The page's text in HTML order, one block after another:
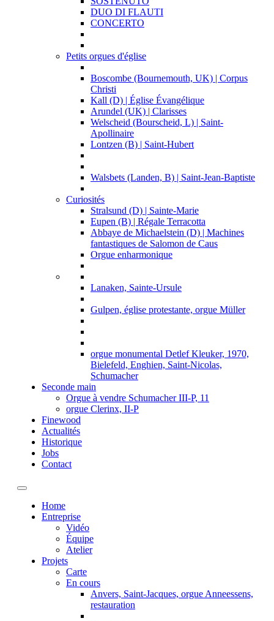
DUO DI FLAUTI
CONCERTO
Petits orgues d'église
Boscombe (Bournemouth, UK) | Corpus
Christi
Kall (D) | Église Évangélique
Arundel (UK) | Clarisses
Welscheid (Bourscheid, L) | Saint-
Apollinaire
Lontzen (B) | Saint-Hubert
Walsbets (Landen, B) | Saint-Jean-Baptiste
Curiosités
Stralsund (D) | Sainte-Marie
Eupen (B) | Régale Terracotta
Abbaye de Michaelstein (D) | Machines
fantastiques de Salomon de Caus
Orgue enharmonique
Lanaken, Sainte-Ursule
Gulpen, église protestante, orgue Müller
orgue monumental Detlef Kleuker, 1970,
Bielefeld, Enghien, Saint-Nicolas,
Schumacher
Seconde main
Orgue à vendre Schumacher III-P, 11
orgue Clerinx, II-P
Finewood
Actualités
Historique
Jobs
Contact
Toggle navigation
Home
Entreprise
Vidéo
Équipe
Atelier
Projets
Carte
En cours
Anvers, Saint-Jacques, orgue Anneessens,
restauration